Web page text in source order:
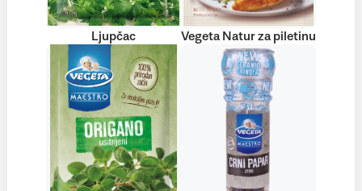
Ljupčac Vegeta Natur za piletinu